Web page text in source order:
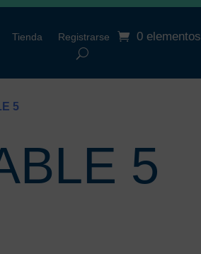
Tienda Registrarse 0 elementos
5
5